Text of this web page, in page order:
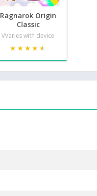
Ragnarok Origin
Classic
VVaries with device
★★★★★
★★★★★